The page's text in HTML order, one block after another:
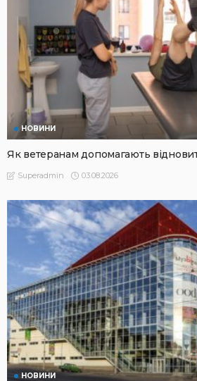
НОВИНИ
Як ветеранам допомагають
Superadmin 03.08.2026
НОВИНИ